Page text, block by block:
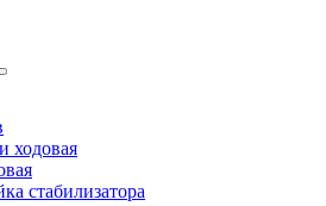
ходовая
стабилизатора